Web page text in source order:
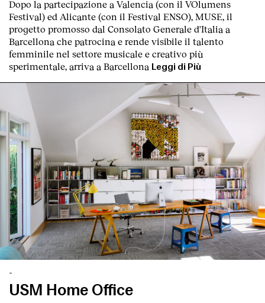
Dopo la partecipazione a Valencia (con il VOlumens
Festival) ed Alicante (con il Festival ENSO), MUSE, il
progetto promosso dal Consolato Generale d'Italia a
Barcellona che patrocina e rende visibile il talento
femminile nel settore musicale e creativo più
sperimentale, arriva a Barcellona Leggi di Più
-
USM Home Office